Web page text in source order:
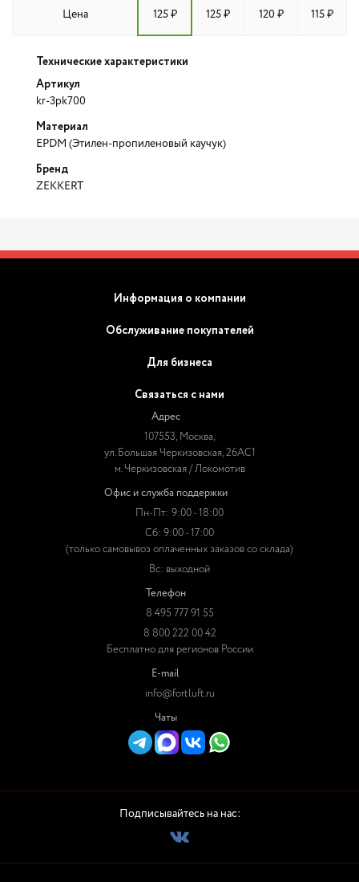
Цена 125 ₽ 125 ₽ 120 ₽ 115 ₽
Технические характеристики
Артикул
kr-3pk700
Материал
EPDM (Этилен-пропиленовый каучук)
Бренд
ZEKKERT
Информация о компании
Обслуживание покупателей
Для бизнеса
Связаться с нами
Адрес
107553, Москва,
ул. Большая Черкизовская, 26АС1
м. Черкизовская / Локомотив
Офис и служба поддержки
Пн-Пт: 9:00 - 18:00
Сб: 9:00 - 17:00
(только самовывоз оплаченных заказов со склада)
Вс: выходной
Телефон
8 495 777 91 55
8 800 222 00 42
Бесплатно для регионов России
E-mail
info@fortluft.ru
Чаты
Подписывайтесь на нас: